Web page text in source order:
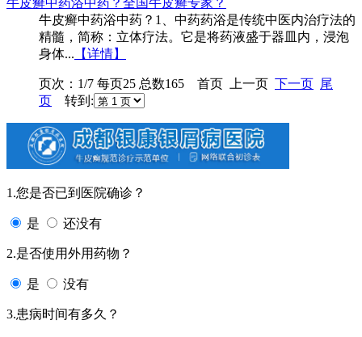
牛皮癣中药浴中药？全国牛皮癣专家？
牛皮癣中药浴中药？1、中药药浴是传统中医内治疗法的
精髓，简称：立体疗法。它是将药液盛于器皿内，浸泡
身体... 【详情】
页次：1/7 每页25 总数165 首页 上一页 下一页
尾
页
转到:
1.您是否已到医院确诊？
是 还没有
2.是否使用外用药物？
是 没有
3.患病时间有多久？